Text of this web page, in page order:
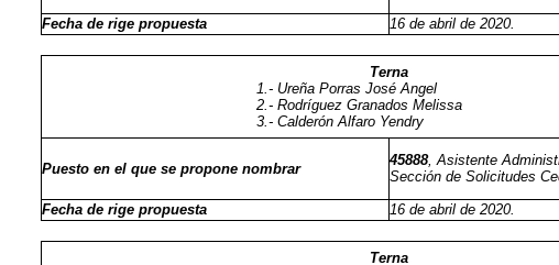
Fecha de rige propuesta
16 de abril de 2020.
Terna
1.- Ureña Porras José Angel
2.- Rodríguez Granados Melissa
3.- Calderón Alfaro Yendry
Puesto en el que se propone nombrar
45888, Asistente
Sección de Solicitudes
Fecha de rige propuesta
16 de abril de 2020.
Terna